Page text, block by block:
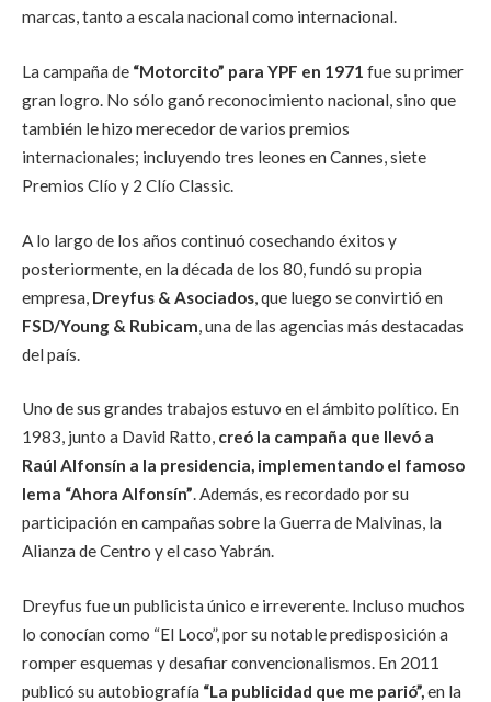
marcas, tanto a escala nacional como internacional.
La campaña de “Motorcito” para YPF en 1971 fue su primer
gran logro. No sólo ganó reconocimiento nacional, sino que
también le hizo merecedor de varios premios
internacionales; incluyendo tres leones en Cannes, siete
Premios Clío y 2 Clío Classic.
A lo largo de los años continuó cosechando éxitos y
posteriormente, en la década de los 80, fundó su propia
empresa, Dreyfus & Asociados , que luego se convirtió en
FSD/Young & Rubicam , una de las agencias más destacadas
del país.
Uno de sus grandes trabajos estuvo en el ámbito político. En
1983, junto a David Ratto, creó la campaña que llevó a
Raúl Alfonsín a la presidencia, implementando el famoso
lema “Ahora Alfonsín”. Además, es recordado por su
participación en campañas sobre la Guerra de Malvinas, la
Alianza de Centro y el caso Yabrán.
Dreyfus fue un publicista único e irreverente. Incluso muchos
lo conocían como “El Loco”, por su notable predisposición a
romper esquemas y desafiar convencionalismos. En 2011
publicó su autobiografía “La publicidad que me parió”,en la